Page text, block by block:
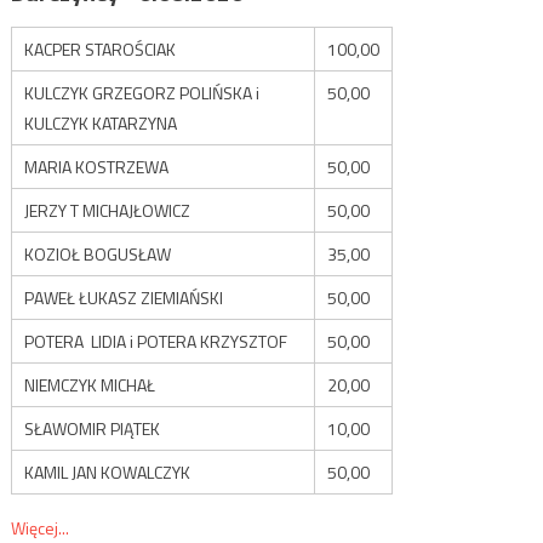
KACPER STAROŚCIAK
100,00
KULCZYK GRZEGORZ POLIŃSKA i
KULCZYK KATARZYNA
50,00
MARIA KOSTRZEWA
50,00
JERZY T MICHAJŁOWICZ
50,00
KOZIOŁ BOGUSŁAW
35,00
PAWEŁ ŁUKASZ ZIEMIAŃSKI
50,00
POTERA LIDIA i POTERA KRZYSZTOF
50,00
NIEMCZYK MICHAŁ
20,00
SŁAWOMIR PIĄTEK
10,00
KAMIL JAN KOWALCZYK
50,00
Więcej...